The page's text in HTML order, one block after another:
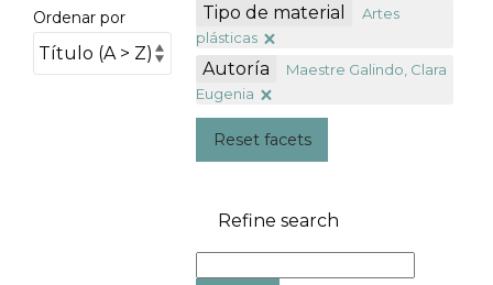
Ordenar por Tipo de material
Artes
plásticas
Autoría
Maestre Galindo, Clara
Eugenia
Reset facets
Refine search